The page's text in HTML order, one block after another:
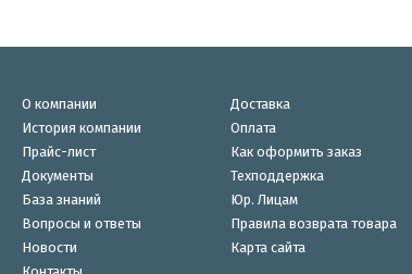
О компании
История компании
Прайс-лист
Документы
База знаний
Вопросы и ответы
Новости
Доставка
Оплата
Как оформить заказ
Техподдержка
Юр. Лицам
Правила возврата товара
Карта сайта